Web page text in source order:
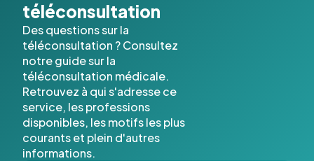
téléconsultation
Des questions sur la
téléconsultation ? Consultez
notre guide sur la
téléconsultation médicale.
Retrouvez à qui s'adresse ce
service, les professions
disponibles, les motifs les plus
courants et plein d'autres
informations.